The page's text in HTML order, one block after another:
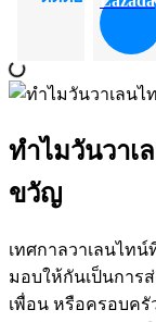
ทำไมวันวาเ
ขวัญ
เทศกาลวาเลนไท
มอบให้กันเป็นการ
เพื่อน หรือครอบครั